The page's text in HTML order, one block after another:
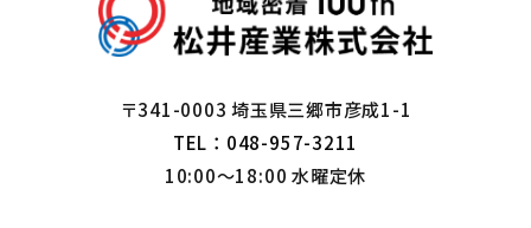
〒341-0003 埼玉県三郷市彦成1-1
TEL：048-957-3211
10:00～18:00 水曜定休